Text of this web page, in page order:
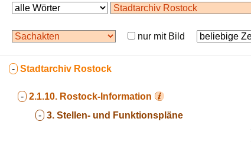
nur mit Bild
- Stadtarchiv Rostock
- 2.1.10. Rostock-Information
- 3. Stellen- und Funktionspläne